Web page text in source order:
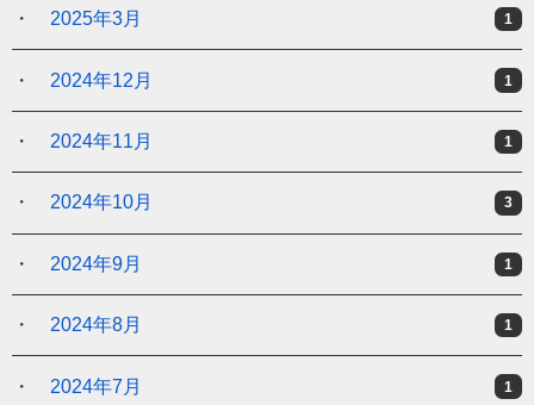
2025年3月 1
2024年12月 1
2024年11月 1
2024年10月 3
2024年9月 1
2024年8月 1
2024年7月 1